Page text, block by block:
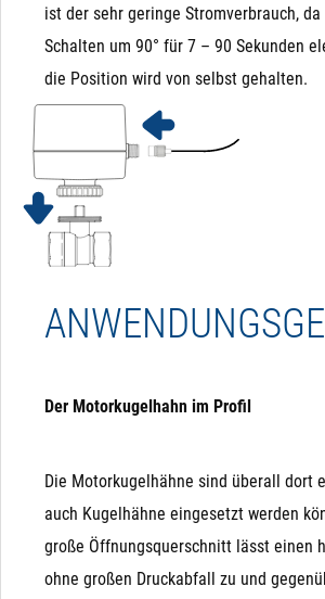
ist der sehr geringe Stromverbrauch,
Schalten um 90° für 7 – 90 Sekunden
die Position wird von selbst gehalten.
Der Motorkugelhahn im Profil
Die Motorkugelhähne sind überall dort
auch Kugelhähne eingesetzt werden
große Öffnungsquerschnitt lässt einen
ohne großen Druckabfall zu und